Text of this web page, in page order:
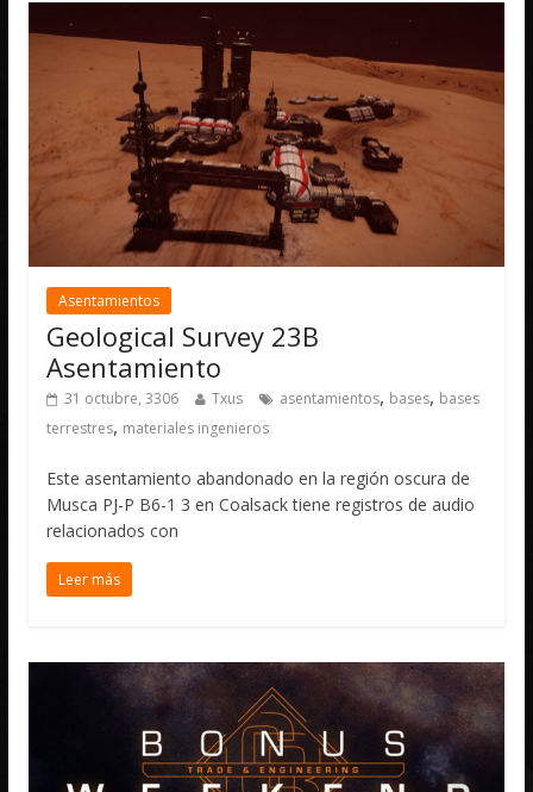
Asentamientos
Geological Survey 23B
Asentamiento
31 octubre, 3306 Txus asentamientos, bases, bases
terrestres, materiales ingenieros
Este asentamiento abandonado en la región oscura de
Musca PJ-P B6-1 3 en Coalsack tiene registros de audio
relacionados con
Leer más